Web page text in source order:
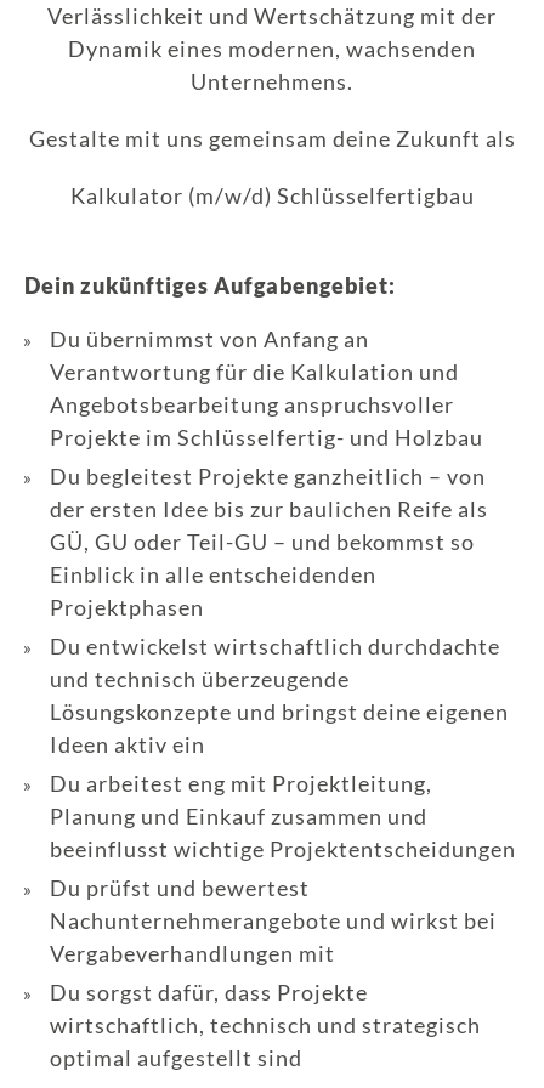
Verlässlichkeit und Wertschätzung mit der
Dynamik eines modernen, wachsenden
Unternehmens.
Gestalte mit uns gemeinsam deine Zukunft als
Kalkulator (m/w/d) Schlüsselfertigbau
Dein zukünftiges Aufgabengebiet:
Du übernimmst von Anfang an
Verantwortung für die Kalkulation und
Angebotsbearbeitung anspruchsvoller
Projekte im Schlüsselfertig- und Holzbau
Du begleitest Projekte ganzheitlich – von
der ersten Idee bis zur baulichen Reife als
GÜ, GU oder Teil-GU – und bekommst so
Einblick in alle entscheidenden
Projektphasen
Du entwickelst wirtschaftlich durchdachte
und technisch überzeugende
Lösungskonzepte und bringst deine eigenen
Ideen aktiv ein
Du arbeitest eng mit Projektleitung,
Planung und Einkauf zusammen und
beeinflusst wichtige Projektentscheidungen
Du prüfst und bewertest
Nachunternehmerangebote und wirkst bei
Vergabeverhandlungen mit
Du sorgst dafür, dass Projekte
wirtschaftlich, technisch und strategisch
optimal aufgestellt sind